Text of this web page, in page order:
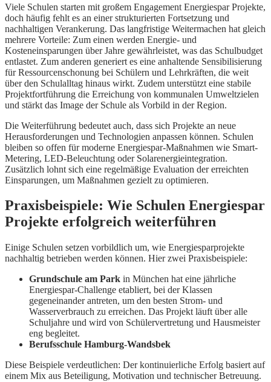
Viele Schulen starten mit großem Engagement Energiespar Projekte,
doch häufig fehlt es an einer strukturierten Fortsetzung und
nachhaltigen Verankerung. Das langfristige Weitermachen hat gleich
mehrere Vorteile: Zum einen werden Energie- und
Kosteneinsparungen über Jahre gewährleistet, was das Schulbudget
entlastet. Zum anderen generiert es eine anhaltende Sensibilisierung
für Ressourcenschonung bei Schülern und Lehrkräften, die weit
über den Schulalltag hinaus wirkt. Zudem unterstützt eine stabile
Projektfortführung die Erreichung von kommunalen Umweltzielen
und stärkt das Image der Schule als Vorbild in der Region.
Die Weiterführung bedeutet auch, dass sich Projekte an neue
Herausforderungen und Technologien anpassen können. Schulen
bleiben so offen für moderne Energiespar-Maßnahmen wie Smart-
Metering, LED-Beleuchtung oder Solarenergieintegration.
Zusätzlich lohnt sich eine regelmäßige Evaluation der erreichten
Einsparungen, um Maßnahmen gezielt zu optimieren.
Praxisbeispiele: Wie Schulen Energiespar
Projekte erfolgreich weiterführen
Einige Schulen setzen vorbildlich um, wie Energiesparprojekte
nachhaltig betrieben werden können. Hier zwei Praxisbeispiele:
Grundschule am Park in München hat eine jährliche
Energiespar-Challenge etabliert, bei der Klassen
gegeneinander antreten, um den besten Strom- und
Wasserverbrauch zu erreichen. Das Projekt läuft über alle
Schuljahre und wird von Schülervertretung und Hausmeister
eng begleitet.
Berufsschule Hamburg-Wandsbek
Diese Beispiele verdeutlichen: Der kontinuierliche Erfolg basiert auf
einem Mix aus Beteiligung, Motivation und technischer Betreuung.